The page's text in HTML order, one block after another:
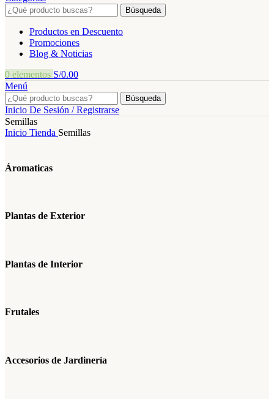
Búsqueda
Productos en Descuento
Promociones
Blog & Noticias
0 elementos S/0.00
Menú
Búsqueda
Inicio De Sesión / Registrarse
Semillas
Inicio Tienda Semillas
Áromaticas
Plantas de Exterior
Plantas de Interior
Frutales
Accesorios de Jardinería